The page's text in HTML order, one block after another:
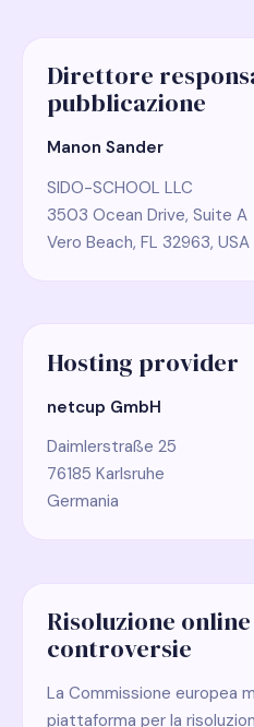
Direttore
pubblicazione
Manon Sander
SIDO-SCHOOL LLC
3503 Ocean Drive, Suite A
Vero Beach, FL 32963, USA
Hosting provider
netcup GmbH
Daimlerstraße 25
76185 Karlsruhe
Germania
Risoluzione
controversie
La Commissione europea
piattaforma per la